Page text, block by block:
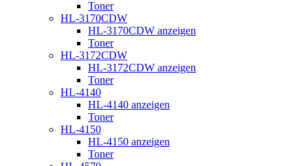
Toner
HL-3170CDW
HL-3170CDW anzeigen
Toner
HL-3172CDW
HL-3172CDW anzeigen
Toner
HL-4140
HL-4140 anzeigen
Toner
HL-4150
HL-4150 anzeigen
Toner